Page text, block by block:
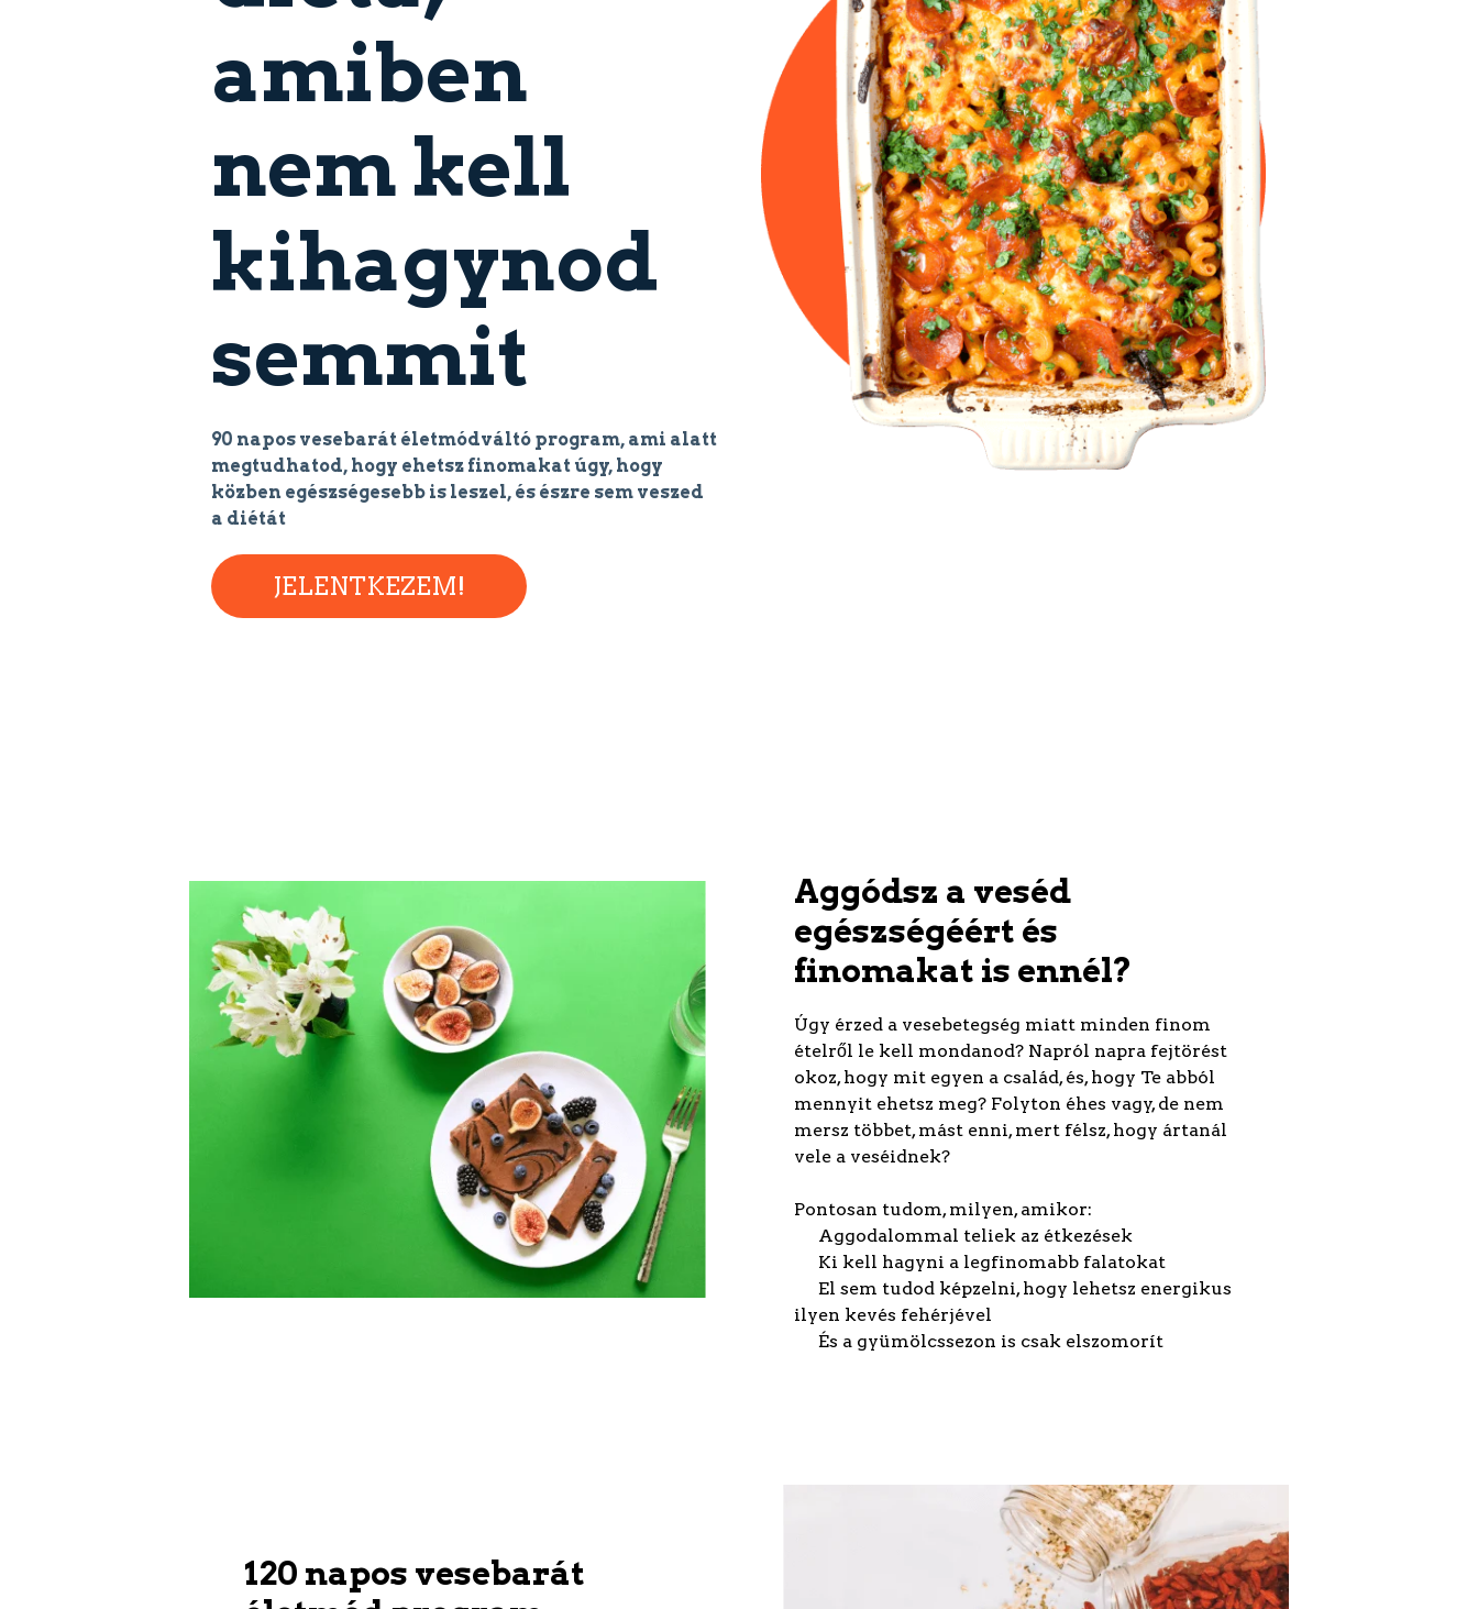
amiben
nem kell
kihagynod
semmit
90 napos vesebarát életmódváltó program, ami alatt
megtudhatod, hogy ehetsz finomakat úgy, hogy
közben egészségesebb is leszel, és észre sem veszed
a diétát
JELENTKEZEM!
Aggódsz a veséd
egészségéért és
finomakat is ennél?
Úgy érzed a vesebetegség miatt minden finom
ételről le kell mondanod? Napról napra fejtörést
okoz, hogy mit egyen a család, és, hogy Te abból
mennyit ehetsz meg? Folyton éhes vagy, de nem
mersz többet, mást enni, mert félsz, hogy ártanál
vele a veséidnek?
Pontosan tudom, milyen, amikor:
Aggodalommal teliek az étkezések
Ki kell hagyni a legfinomabb falatokat
El sem tudod képzelni, hogy lehetsz energikus
ilyen kevés fehérjével
És a gyümölcssezon is csak elszomorít
120 napos vesebarát